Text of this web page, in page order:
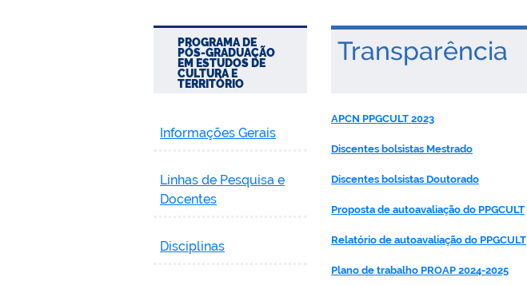
PROGRAMA DE
PÓS-GRADUAÇÃO
EM ESTUDOS DE
CULTURA E
TERRITÓRIO
Informações Gerais
Linhas de Pesquisa e
Docentes
Disciplinas
Transparência
APCN PPGCULT 2023
Discentes bolsistas Mestrado
Discentes bolsistas Doutorado
Proposta de autoavaliação do PPGCULT
Relatório de autoavaliação do PPGCULT
Plano de trabalho PROAP 2024-2025